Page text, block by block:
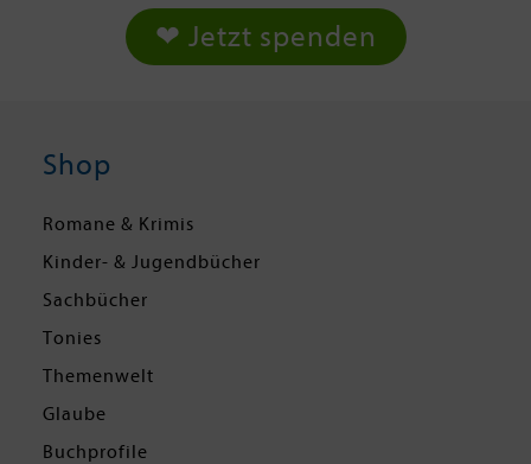
❤ Jetzt spenden
Shop
Romane & Krimis
Kinder- & Jugendbücher
Sachbücher
Tonies
Themenwelt
Glaube
Buchprofile